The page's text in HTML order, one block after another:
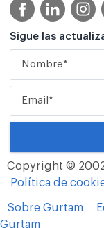
Sigue las
Copyright ©
Política de
Sobre Gurtam
Gurtam